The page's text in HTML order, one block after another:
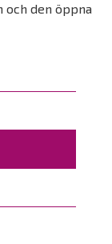
den öppna